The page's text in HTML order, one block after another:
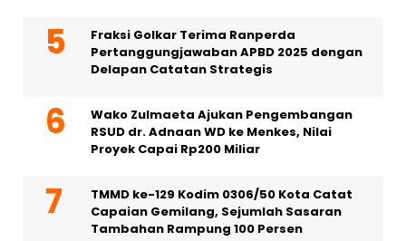
Fraksi Golkar Terima Ranperda
Pertanggungjawaban APBD 2025 dengan
Delapan Catatan Strategis
Wako Zulmaeta Ajukan Pengembangan
RSUD dr. Adnaan WD ke Menkes, Nilai
Proyek Capai Rp200 Miliar
TMMD ke-129 Kodim 0306/50 Kota Catat
Capaian Gemilang, Sejumlah Sasaran
Tambahan Rampung 100 Persen